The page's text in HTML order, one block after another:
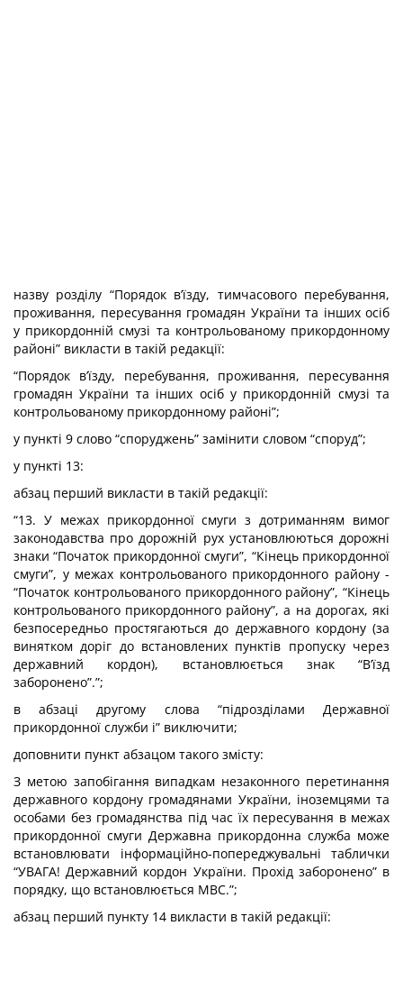
назву розділу “Порядок в’їзду, тимчасового перебування,
проживання, пересування громадян України та інших осіб
у прикордонній смузі та контрольованому прикордонному
районі” викласти в такій редакції:
“Порядок в’їзду, перебування, проживання, пересування
громадян України та інших осіб у прикордонній смузі та
контрольованому прикордонному районі”;
у пункті 9 слово “споруджень” замінити словом “споруд”;
у пункті 13:
абзац перший викласти в такій редакції:
“13. У межах прикордонної смуги з дотриманням вимог
законодавства про дорожній рух установлюються дорожні
знаки “Початок прикордонної смуги”, “Кінець прикордонної
смуги”, у межах контрольованого прикордонного району -
“Початок контрольованого прикордонного району”, “Кінець
контрольованого прикордонного району”, а на дорогах, які
безпосередньо простягаються до державного кордону (за
винятком доріг до встановлених пунктів пропуску через
державний кордон), встановлюється знак “В’їзд
заборонено”.”;
в абзаці другому слова “підрозділами Державної
прикордонної служби і” виключити;
доповнити пункт абзацом такого змісту:
З метою запобігання випадкам незаконного перетинання
державного кордону громадянами України, іноземцями та
особами без громадянства під час їх пересування в межах
прикордонної смуги Державна прикордонна служба може
встановлювати інформаційно-попереджувальні таблички
“УВАГА! Державний кордон України. Прохід заборонено” в
порядку, що встановлюється МВС.”;
абзац перший пункту 14 викласти в такій редакції: